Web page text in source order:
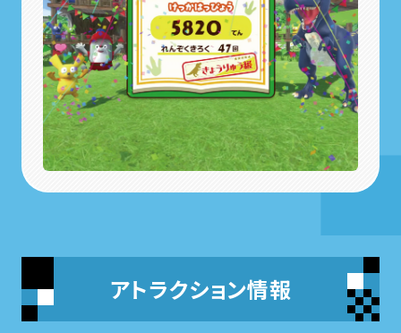
アトラクション情報